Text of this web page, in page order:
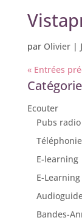
par Olivier|
« Entrées
Ecouter
Pubs radio
Téléphonie
E-learning
E-
Bandes-